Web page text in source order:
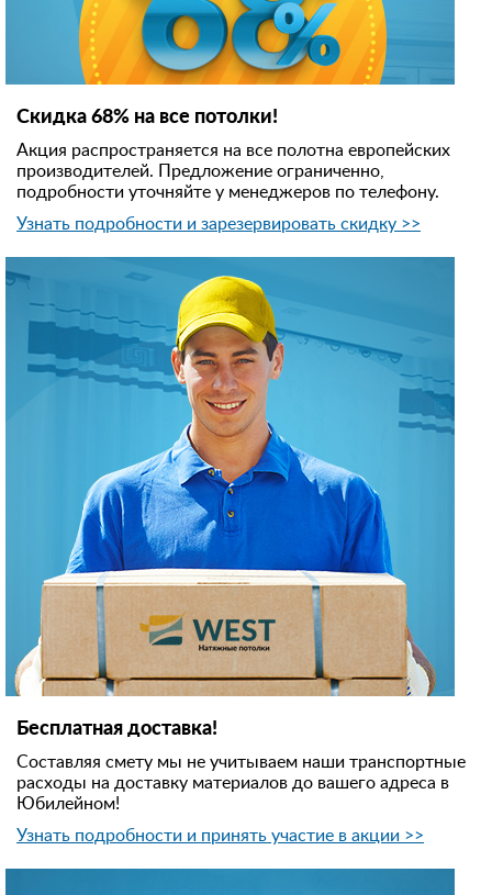
Скидка 68% на все потолки!
Акция распространяется на все полотна европейских
производителей. Предложение ограниченно,
подробности уточняйте у менеджеров по телефону.
Узнать подробности и зарезервировать скидку >>
Бесплатная доставка!
Составляя смету мы не учитываем наши транспортные
расходы на доставку материалов до вашего адреса в
Юбилейном!
Узнать подробности и принять участие в акции >>